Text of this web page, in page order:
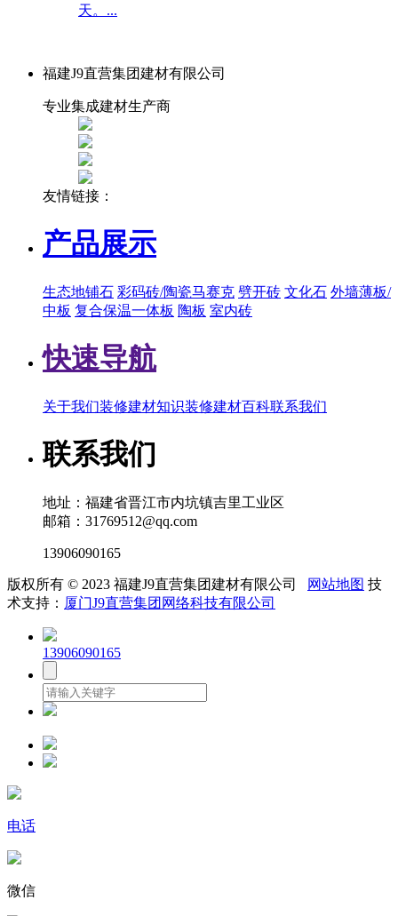
天。...
福建J9直营集团建材有限公司
专业集成建材生产商
友情链接：
产品展示
生态地铺石 彩码砖/陶瓷马赛克 劈开砖 文化石 外墙薄板/
中板 复合保温一体板 陶板 室内砖
快速导航
关于我们装修建材知识装修建材百科联系我们
联系我们
地址：福建省晋江市内坑镇吉里工业区
邮箱：31769512@qq.com
13906090165
版权所有 © 2023 福建J9直营集团建材有限公司 网站地图 技
术支持： 厦门J9直营集团网络科技有限公司
13906090165
电话
微信